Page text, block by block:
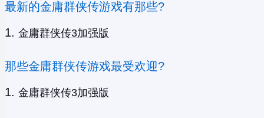
最新的金庸群侠传游戏有那些?
金庸群侠传3加强版
那些金庸群侠传游戏最受欢迎?
金庸群侠传3加强版